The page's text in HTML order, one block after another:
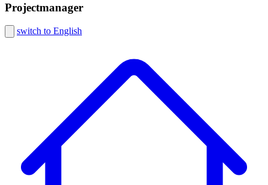
Projectmanager
switch to English